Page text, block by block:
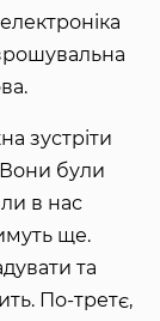
зустріти
були
в нас
ще.
та
По-третє,